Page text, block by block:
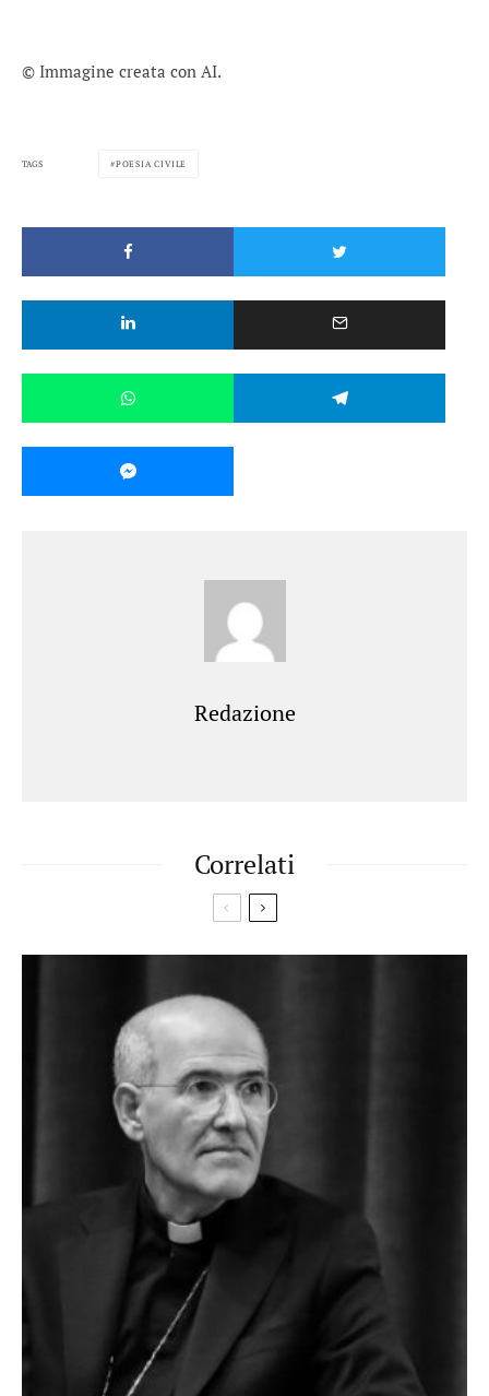
© Immagine creata con AI.
TAGS POESIA CIVILE
Redazione
Correlati